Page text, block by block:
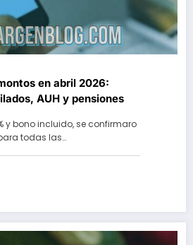
en abril 2026:
AUH y pensiones
y bono incluido, se confirmaro
todas las…